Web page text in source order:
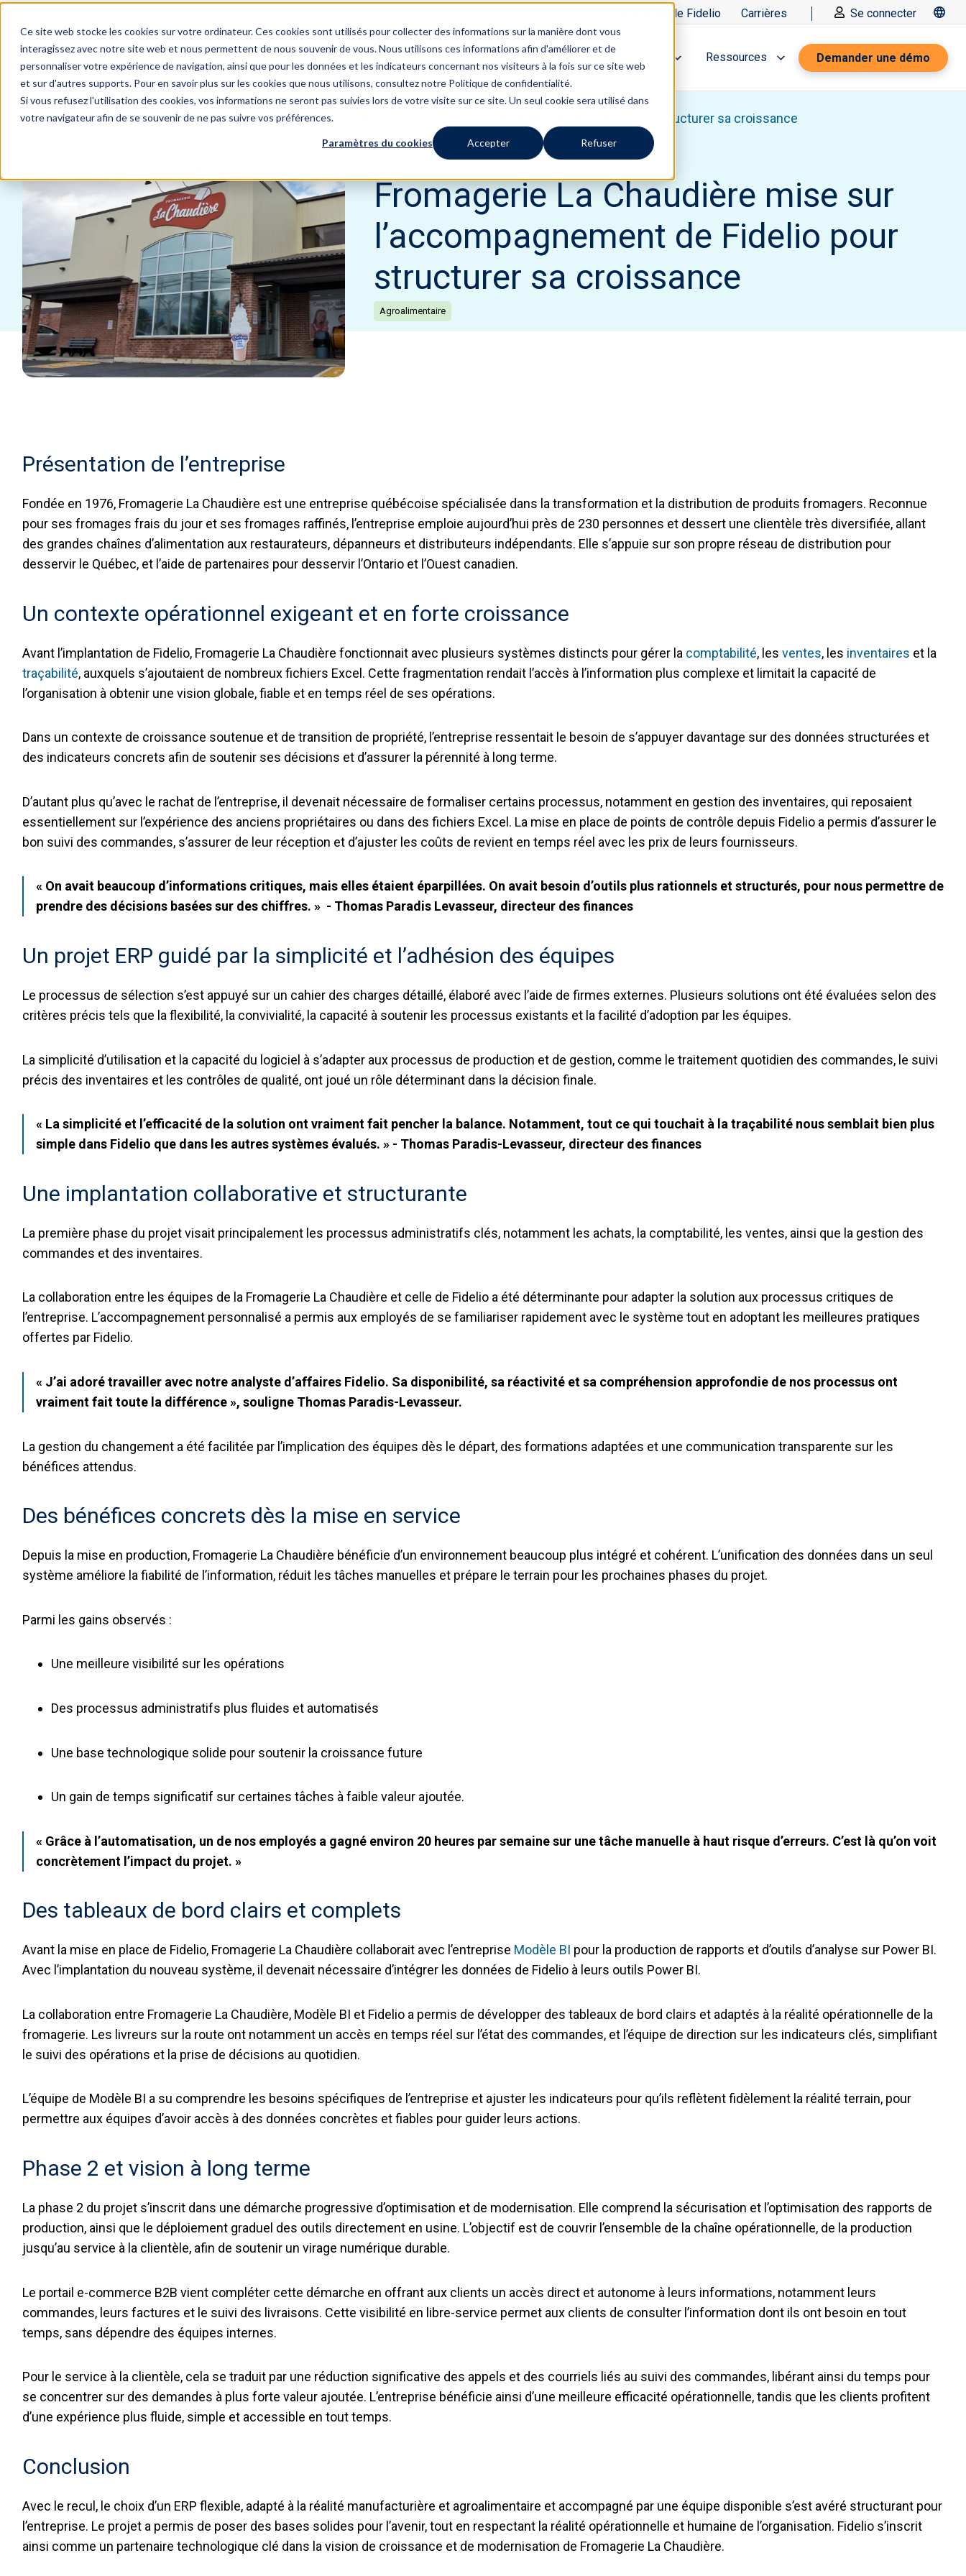
Ce site web stocke les cookies sur votre ordinateur. Ces cookies sont utilisés pour collecter des informations sur la manière dont vous
interagissez avec notre site web et nous permettent de nous souvenir de vous. Nous utilisons ces informations afin d'améliorer et de
personnaliser votre expérience de navigation, ainsi que pour les données et les indicateurs concernant nos visiteurs à la fois sur ce site web
et sur d'autres supports. Pour en savoir plus sur les cookies que nous utilisons, consultez notre Politique de confidentialité.
Si vous refusez l'utilisation des cookies, vos informations ne seront pas suivies lors de votre visite sur ce site. Un seul cookie sera utilisé dans
votre navigateur afin de se souvenir de ne pas suivre vos préférences.
Paramètres du cookies Accepter Refuser
À propos de Fidelio Carrières Se connecter
Fonctionnalités Solutions Ressources Demander une démo
Accueil Ressources Études de cas Fromagerie La Chaudière mise sur l’accompagnement de Fidelio pour structurer sa croissance
Fromagerie La Chaudière mise sur
l’accompagnement de Fidelio pour
structurer sa croissance
Agroalimentaire
Présentation de l’entreprise
Fondée en 1976, Fromagerie La Chaudière est une entreprise québécoise spécialisée dans la transformation et la distribution de produits fromagers. Reconnue
pour ses fromages frais du jour et ses fromages raffinés, l’entreprise emploie aujourd’hui près de 230 personnes et dessert une clientèle très diversifiée, allant
des grandes chaînes d’alimentation aux restaurateurs, dépanneurs et distributeurs indépendants. Elle s’appuie sur son propre réseau de distribution pour
desservir le Québec, et l’aide de partenaires pour desservir l’Ontario et l’Ouest canadien.
Un contexte opérationnel exigeant et en forte croissance
Avant l’implantation de Fidelio, Fromagerie La Chaudière fonctionnait avec plusieurs systèmes distincts pour gérer la comptabilité, les ventes, les inventaires et la
traçabilité, auxquels s’ajoutaient de nombreux fichiers Excel. Cette fragmentation rendait l’accès à l’information plus complexe et limitait la capacité de
l’organisation à obtenir une vision globale, fiable et en temps réel de ses opérations.
Dans un contexte de croissance soutenue et de transition de propriété, l’entreprise ressentait le besoin de s’appuyer davantage sur des données structurées et
des indicateurs concrets afin de soutenir ses décisions et d’assurer la pérennité à long terme.
D’autant plus qu’avec le rachat de l’entreprise, il devenait nécessaire de formaliser certains processus, notamment en gestion des inventaires, qui reposaient
essentiellement sur l’expérience des anciens propriétaires ou dans des fichiers Excel. La mise en place de points de contrôle depuis Fidelio a permis d’assurer le
bon suivi des commandes, s’assurer de leur réception et d’ajuster les coûts de revient en temps réel avec les prix de leurs fournisseurs.
« On avait beaucoup d’informations critiques, mais elles étaient éparpillées. On avait besoin d’outils plus rationnels et structurés, pour nous permettre de
prendre des décisions basées sur des chiffres. » - Thomas Paradis Levasseur, directeur des finances
Un projet ERP guidé par la simplicité et l’adhésion des équipes
Le processus de sélection s’est appuyé sur un cahier des charges détaillé, élaboré avec l’aide de firmes externes. Plusieurs solutions ont été évaluées selon des
critères précis tels que la flexibilité, la convivialité, la capacité à soutenir les processus existants et la facilité d’adoption par les équipes.
La simplicité d’utilisation et la capacité du logiciel à s’adapter aux processus de production et de gestion, comme le traitement quotidien des commandes, le suivi
précis des inventaires et les contrôles de qualité, ont joué un rôle déterminant dans la décision finale.
« La simplicité et l’efficacité de la solution ont vraiment fait pencher la balance. Notamment, tout ce qui touchait à la traçabilité nous semblait bien plus
simple dans Fidelio que dans les autres systèmes évalués. » - Thomas Paradis-Levasseur, directeur des finances
Une implantation collaborative et structurante
La première phase du projet visait principalement les processus administratifs clés, notamment les achats, la comptabilité, les ventes, ainsi que la gestion des
commandes et des inventaires.
La collaboration entre les équipes de la Fromagerie La Chaudière et celle de Fidelio a été déterminante pour adapter la solution aux processus critiques de
l’entreprise. L’accompagnement personnalisé a permis aux employés de se familiariser rapidement avec le système tout en adoptant les meilleures pratiques
offertes par Fidelio.
« J’ai adoré travailler avec notre analyste d’affaires Fidelio. Sa disponibilité, sa réactivité et sa compréhension approfondie de nos processus ont
vraiment fait toute la différence », souligne Thomas Paradis-Levasseur.
La gestion du changement a été facilitée par l’implication des équipes dès le départ, des formations adaptées et une communication transparente sur les
bénéfices attendus.
Des bénéfices concrets dès la mise en service
Depuis la mise en production, Fromagerie La Chaudière bénéficie d’un environnement beaucoup plus intégré et cohérent. L’unification des données dans un seul
système améliore la fiabilité de l’information, réduit les tâches manuelles et prépare le terrain pour les prochaines phases du projet.
Parmi les gains observés :
Une meilleure visibilité sur les opérations
Des processus administratifs plus fluides et automatisés
Une base technologique solide pour soutenir la croissance future
Un gain de temps significatif sur certaines tâches à faible valeur ajoutée.
« Grâce à l’automatisation, un de nos employés a gagné environ 20 heures par semaine sur une tâche manuelle à haut risque d’erreurs. C’est là qu’on voit
concrètement l’impact du projet. »
Des tableaux de bord clairs et complets
Avant la mise en place de Fidelio, Fromagerie La Chaudière collaborait avec l’entreprise Modèle BI pour la production de rapports et d’outils d’analyse sur Power BI.
Avec l’implantation du nouveau système, il devenait nécessaire d’intégrer les données de Fidelio à leurs outils Power BI.
La collaboration entre Fromagerie La Chaudière, Modèle BI et Fidelio a permis de développer des tableaux de bord clairs et adaptés à la réalité opérationnelle de la
fromagerie. Les livreurs sur la route ont notamment un accès en temps réel sur l’état des commandes, et l’équipe de direction sur les indicateurs clés, simplifiant
le suivi des opérations et la prise de décisions au quotidien.
L’équipe de Modèle BI a su comprendre les besoins spécifiques de l’entreprise et ajuster les indicateurs pour qu’ils reflètent fidèlement la réalité terrain, pour
permettre aux équipes d’avoir accès à des données concrètes et fiables pour guider leurs actions.
Phase 2 et vision à long terme
La phase 2 du projet s’inscrit dans une démarche progressive d’optimisation et de modernisation. Elle comprend la sécurisation et l’optimisation des rapports de
production, ainsi que le déploiement graduel des outils directement en usine. L’objectif est de couvrir l’ensemble de la chaîne opérationnelle, de la production
jusqu’au service à la clientèle, afin de soutenir un virage numérique durable.
Le portail e-commerce B2B vient compléter cette démarche en offrant aux clients un accès direct et autonome à leurs informations, notamment leurs
commandes, leurs factures et le suivi des livraisons. Cette visibilité en libre-service permet aux clients de consulter l’information dont ils ont besoin en tout
temps, sans dépendre des équipes internes.
Pour le service à la clientèle, cela se traduit par une réduction significative des appels et des courriels liés au suivi des commandes, libérant ainsi du temps pour
se concentrer sur des demandes à plus forte valeur ajoutée. L’entreprise bénéficie ainsi d’une meilleure efficacité opérationnelle, tandis que les clients profitent
d’une expérience plus fluide, simple et accessible en tout temps.
Conclusion
Avec le recul, le choix d’un ERP flexible, adapté à la réalité manufacturière et agroalimentaire et accompagné par une équipe disponible s’est avéré structurant pour
l’entreprise. Le projet a permis de poser des bases solides pour l’avenir, tout en respectant la réalité opérationnelle et humaine de l’organisation. Fidelio s’inscrit
ainsi comme un partenaire technologique clé dans la vision de croissance et de modernisation de Fromagerie La Chaudière.